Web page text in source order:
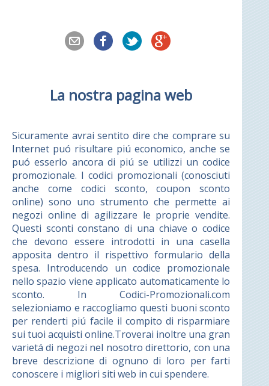
La nostra pagina web
Sicuramente avrai sentito dire che comprare su
Internet puó risultare piú economico, anche se
puó esserlo ancora di piú se utilizzi un codice
promozionale. I codici promozionali (conosciuti
anche come codici sconto, coupon sconto
online) sono uno strumento che permette ai
negozi online di agilizzare le proprie vendite.
Questi sconti constano di una chiave o codice
che devono essere introdotti in una casella
apposita dentro il rispettivo formulario della
spesa. Introducendo un codice promozionale
nello spazio viene applicato automaticamente lo
sconto. In Codici-Promozionali.com
selezioniamo e raccogliamo questi buoni sconto
per renderti piú facile il compito di risparmiare
sui tuoi acquisti online.Troverai inoltre una gran
varietá di negozi nel nosotro direttorio, con una
breve descrizione di ognuno di loro per farti
conoscere i migliori siti web in cui spendere.